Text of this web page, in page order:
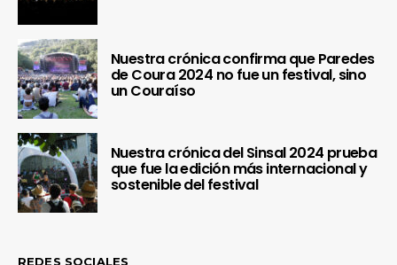
Nuestra crónica confirma que Paredes
de Coura 2024 no fue un festival, sino
un Couraíso
Nuestra crónica del Sinsal 2024 prueba
que fue la edición más internacional y
sostenible del festival
REDES SOCIALES